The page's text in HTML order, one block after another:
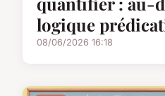
logique
08/06/2026 16:18